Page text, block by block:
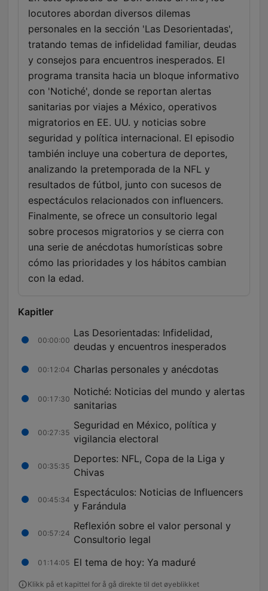
locutores abordan diversos dilemas
personales en la sección 'Las Desorientadas',
tratando temas de infidelidad familiar, deudas
y consejos para encuentros inesperados. El
programa transita hacia un bloque informativo
con 'Notiché', donde se reportan alertas
sanitarias por viajes a México, operativos
migratorios en EE. UU. y noticias sobre
seguridad y política internacional. El episodio
también incluye una cobertura de deportes,
analizando la pretemporada de la NFL y
resultados de fútbol, junto con sucesos de
espectáculos relacionados con influencers.
Finalmente, se ofrece un consultorio legal
sobre procesos migratorios y se cierra con
una serie de anécdotas humorísticas sobre
cómo las prioridades y los hábitos cambian
con la edad.
Kapitler
00:00:00
Las Desorientadas: Infidelidad,
deudas y encuentros inesperados
00:12:04 Charlas personales y anécdotas
00:17:30
Notiché: Noticias del mundo y alertas
sanitarias
00:27:35
Seguridad en México, política y
vigilancia electoral
00:35:35
Deportes: NFL, Copa de la Liga y
Chivas
00:45:34
Espectáculos: Noticias de Influencers
y Farándula
00:57:24
Reflexión sobre el valor personal y
Consultorio legal
01:14:05 El tema de hoy: Ya maduré
Klikk på et kapittel for å gå direkte til det øyeblikket